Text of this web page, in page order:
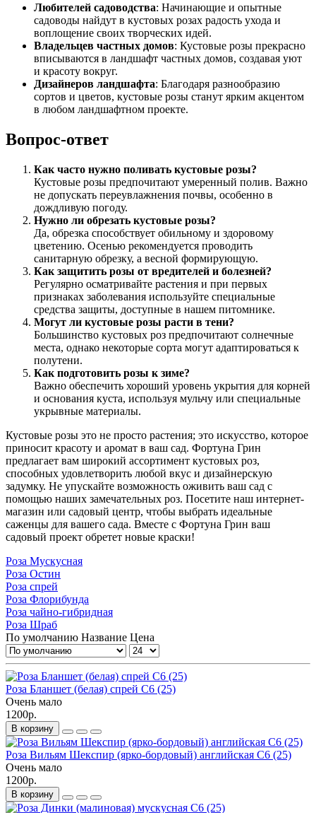
Любителей садоводства: Начинающие и опытные
садоводы найдут в кустовых розах радость ухода и
воплощение своих творческих идей.
Владельцев частных домов: Кустовые розы прекрасно
вписываются в ландшафт частных домов, создавая уют
и красоту вокруг.
Дизайнеров ландшафта: Благодаря разнообразию
сортов и цветов, кустовые розы станут ярким акцентом
в любом ландшафтном проекте.
Вопрос-ответ
Как часто нужно поливать кустовые розы?
Кустовые розы предпочитают умеренный полив. Важно
не допускать переувлажнения почвы, особенно в
дождливую погоду.
Нужно ли обрезать кустовые розы?
Да, обрезка способствует обильному и здоровому
цветению. Осенью рекомендуется проводить
санитарную обрезку, а весной формирующую.
Как защитить розы от вредителей и болезней?
Регулярно осматривайте растения и при первых
признаках заболевания используйте специальные
средства защиты, доступные в нашем питомнике.
Могут ли кустовые розы расти в тени?
Большинство кустовых роз предпочитают солнечные
места, однако некоторые сорта могут адаптироваться к
полутени.
Как подготовить розы к зиме?
Важно обеспечить хороший уровень укрытия для корней
и основания куста, используя мульчу или специальные
укрывные материалы.
Кустовые розы это не просто растения; это искусство, которое
приносит красоту и аромат в ваш сад. Фортуна Грин
предлагает вам широкий ассортимент кустовых роз,
способных удовлетворить любой вкус и дизайнерскую
задумку. Не упускайте возможность оживить ваш сад с
помощью наших замечательных роз. Посетите наш интернет-
магазин или садовый центр, чтобы выбрать идеальные
саженцы для вашего сада. Вместе с Фортуна Грин ваш
садовый проект обретет новые краски!
Роза Мускусная
Роза Остин
Роза спрей
Роза Флорибунда
Роза чайно-гибридная
Роза Шраб
По умолчанию Название Цена
Роза Бланшет (белая) спрей С6 (25)
Очень мало
1200р.
В корзину
Роза Вильям Шекспир (ярко-бордовый) английская С6 (25)
Очень мало
1200р.
В корзину